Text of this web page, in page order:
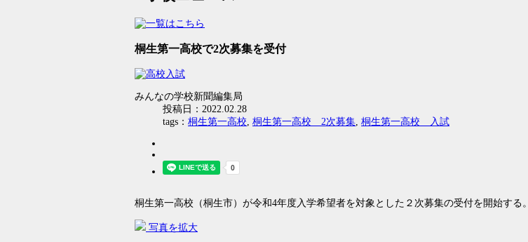
桐生第一高校で2次募集を受付
みんなの学校新聞編集局
投稿日：2022.02.28
tags： 桐生第一高校, 桐生第一高校 2次募集, 桐生第一高校 入試
桐生第一高校（桐生市）が令和4年度入学希望者を対象とした２次募集の受付を開始する。
写真を拡大